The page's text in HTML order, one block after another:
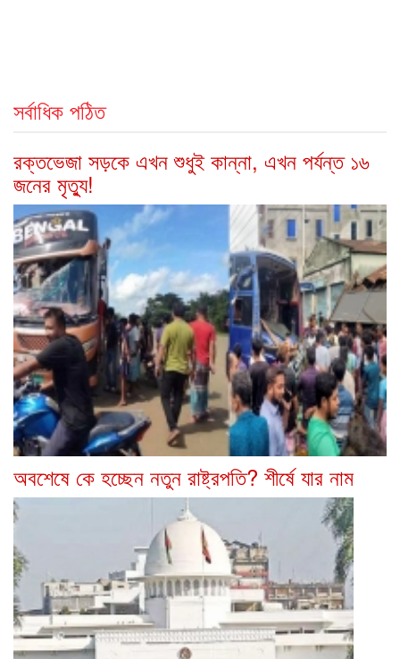
সর্বাধিক পঠিত
রক্তভেজা সড়কে এখন শুধুই কান্না, এখন পর্যন্ত ১৬
জনের মৃত্যু!
অবশেষে কে হচ্ছেন নতুন রাষ্ট্রপতি? শীর্ষে যার নাম